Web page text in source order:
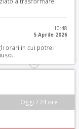
10:48
5 Aprile 2026
orari in cui potrei
Oggi / 24 ore